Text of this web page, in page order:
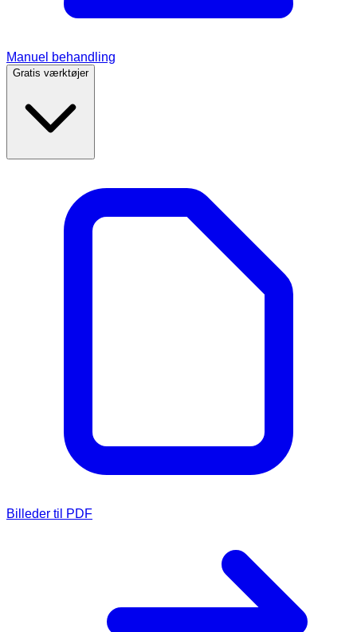
Manuel behandling
Gratis værktøjer
Billeder til PDF